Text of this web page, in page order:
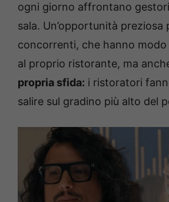
ogni giorno affrontano
sala. Un’opportunità preziosa
concorrenti, che hanno modo
al proprio ristorante, ma
propria sfida: i ristoratori
salire sul gradino più alto del